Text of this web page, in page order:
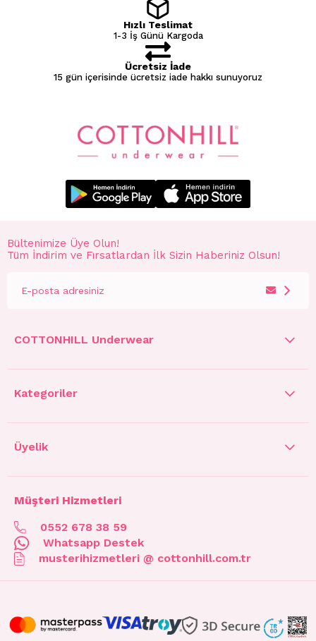
Hızlı Teslimat
1-3 İş Günü Kargoda
Ücretsiz İade
15 gün içerisinde ücretsiz iade hakkı sunuyoruz
Bültenimize Üye Olun!
Tüm İndirim ve Fırsatlardan İlk Sizin Haberiniz Olsun!
COTTONHILL Underwear
Kategoriler
Üyelik
Müşteri Hizmetleri
0552 678 38 59
Whatsapp Destek
musterihizmetleri @ cottonhill.com.tr